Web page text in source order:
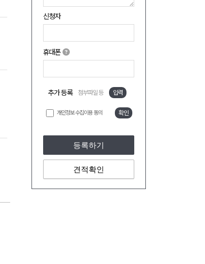
신청자
휴대폰
추가 등록 첨부파일 등 입력
개인정보 수집이용 동의 확인
등록하기
견적확인